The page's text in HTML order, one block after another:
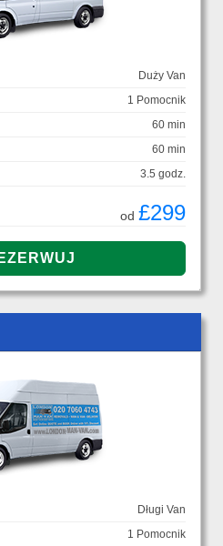
Duży Van
1 Pomocnik
60 min
60 min
3.5 godz.
od £299
Długi Van
1 Pomocnik